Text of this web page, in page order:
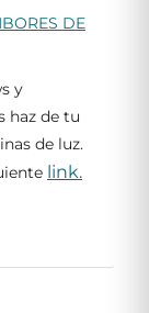
DE
y
haz de tu
de luz.
link.